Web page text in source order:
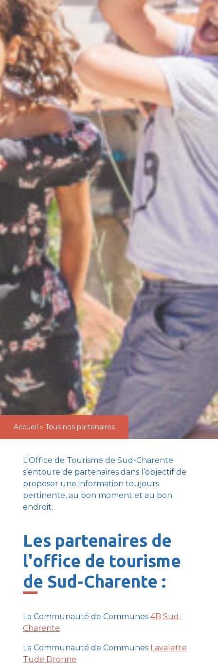
Accueil » Tous nos partenaires
L'Office de Tourisme de Sud-Charente
s’entoure de partenaires dans l’objectif de
proposer une information toujours
pertinente, au bon moment et au bon
endroit.
Les partenaires de
l'office de tourisme
de Sud-Charente :
La Communauté de Communes4B Sud-
Charente
La Communauté de Communes Lavalette
Tude Dronne